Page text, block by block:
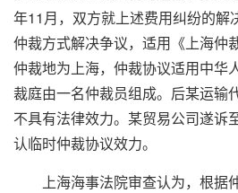
年11月，双方就上述费用纠纷的解
仲裁方式解决争议，适用《上海仲
仲裁地为上海，仲裁协议适用中华
裁庭由一名仲裁员组成。后某运输
不具有法律效力。某贸易公司遂诉
认临时仲裁协议效力。
上海海事法院审查认为，根据